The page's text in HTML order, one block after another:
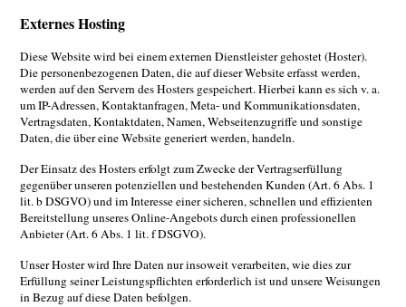
Externes Hosting
Diese Website wird bei einem externen Dienstleister gehostet (Hoster).
Die personenbezogenen Daten, die auf dieser Website erfasst werden,
werden auf den Servern des Hosters gespeichert. Hierbei kann es sich v. a.
um IP-Adressen, Kontaktanfragen, Meta- und Kommunikationsdaten,
Vertragsdaten, Kontaktdaten, Namen, Webseitenzugriffe und sonstige
Daten, die über eine Website generiert werden, handeln.
Der Einsatz des Hosters erfolgt zum Zwecke der Vertragserfüllung
gegenüber unseren potenziellen und bestehenden Kunden (Art. 6 Abs. 1
lit. b DSGVO) und im Interesse einer sicheren, schnellen und effizienten
Bereitstellung unseres Online-Angebots durch einen professionellen
Anbieter (Art. 6 Abs. 1 lit. f DSGVO).
Unser Hoster wird Ihre Daten nur insoweit verarbeiten, wie dies zur
Erfüllung seiner Leistungspflichten erforderlich ist und unsere Weisungen
in Bezug auf diese Daten befolgen.